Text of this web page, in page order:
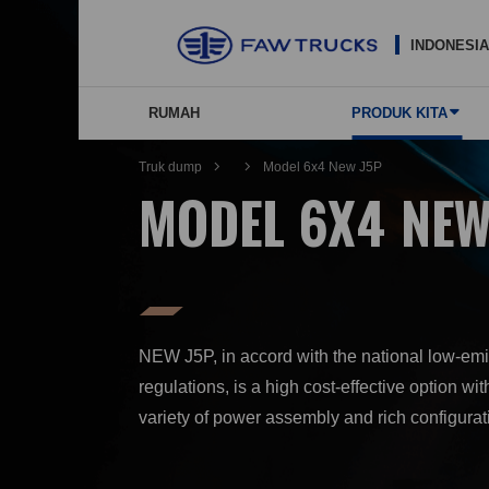
INDONESIA
RUMAH PRODUK KITA
Truk dump Model 6x4 New J5P
MODEL 6X4
NEW J5P, in accord with the national low-
regulations, is a high cost-effective option
variety of power assembly and rich